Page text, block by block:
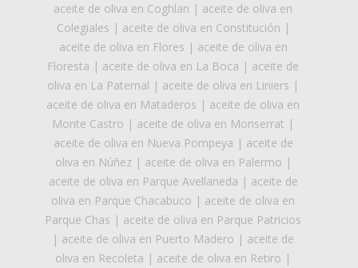
aceite de oliva en Coghlan | aceite de oliva en
Colegiales | aceite de oliva en Constitución |
aceite de oliva en Flores | aceite de oliva en
Floresta | aceite de oliva en La Boca | aceite de
oliva en La Paternal | aceite de oliva en Liniers |
aceite de oliva en Mataderos | aceite de oliva en
Monte Castro | aceite de oliva en Monserrat |
aceite de oliva en Nueva Pompeya | aceite de
oliva en Núñez| aceite de oliva en Palermo |
aceite de oliva en Parque Avellaneda | aceite de
oliva en Parque Chacabuco | aceite de oliva en
Parque Chas | aceite de oliva en Parque Patricios
| aceite de oliva en Puerto Madero | aceite de
oliva en Recoleta | aceite de oliva en Retiro |